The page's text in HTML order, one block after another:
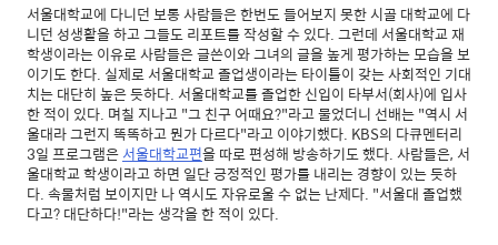
서울대학교에 다니던 보통 사람들은 한번도 들어보지 못한 시골 대학교에 다
니던 성생활을 하고 그들도 리포트를 작성할 수 있다. 그런데 서울대학교 재
학생이라는 이유로 사람들은 글쓴이와 그녀의 글을 높게 평가하는 모습을 보
이기도 한다. 실제로 서울대학교 졸업생이라는 타이틀이 갖는 사회적인 기대
치는 대단히 높은 듯하다. 서울대학교를 졸업한 신입이 타부서(회사)에 입사
한 적이 있다. 며칠 지나고 "그 친구 어때요?"라고 물었더니 선배는 "역시 서
울대라 그런지 똑똑하고 뭔가 다르다"라고 이야기했다. KBS의 다큐멘터리
3일 프로그램은서울대학교편을 따로 편성해 방송하기도 했다. 사람들은, 서
울대학교 학생이라고 하면 일단 긍정적인 평가를 내리는 경향이 있는 듯하
다. 속물처럼 보이지만 나 역시도 자유로울 수 없는 난제다. "서울대 졸업했
다고? 대단하다!"라는 생각을 한 적이 있다.